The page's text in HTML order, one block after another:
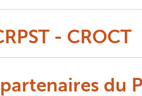
- CROCT
partenaires du